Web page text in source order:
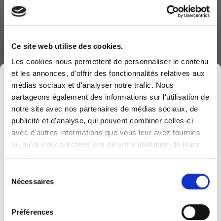
Ce site web utilise des cookies.
Les cookies nous permettent de personnaliser le contenu
et les annonces, d'offrir des fonctionnalités relatives aux
médias sociaux et d'analyser notre trafic. Nous
partageons également des informations sur l'utilisation de
notre site avec nos partenaires de médias sociaux, de
publicité et d'analyse, qui peuvent combiner celles-ci
avec d'autres informations que vous leur avez fournies
ou qu'ils ont collectées lors de votre utilisation de leurs
Nécessaires
Préférences
Computerland devient KEYES, votre partenaire
belge de référence en solutions digitales, alliant
Cette évolution marque une nouvelle étape, avec
18 mars 2026
Transformer le service public avec
l’IA : le témoignage du SPW
accompagné par Computerland
17 déc. 2025
TechXperience
12 déc. 2025